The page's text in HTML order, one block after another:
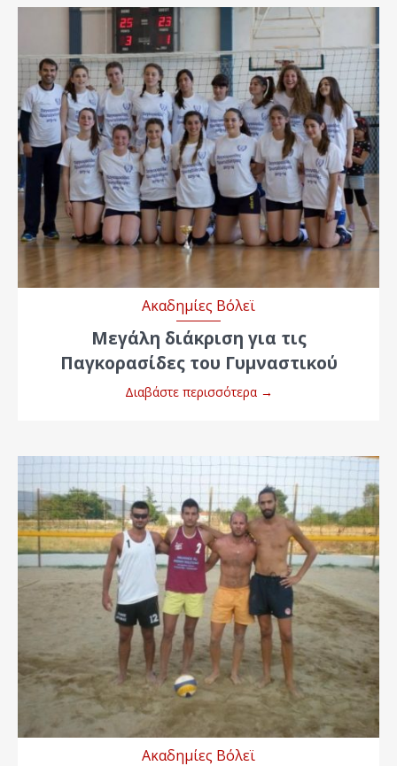
Ακαδημίες Βόλεϊ
Μεγάλη διάκριση για τις
Παγκορασίδες του Γυμναστικού
Διαβάστε περισσότερα →
Ακαδημίες Βόλεϊ